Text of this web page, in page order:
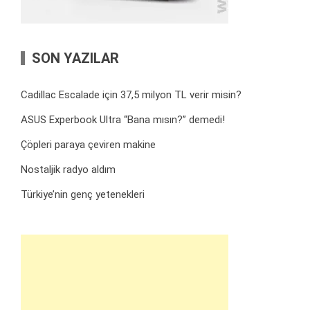
SON YAZILAR
Cadillac Escalade için 37,5 milyon TL verir misin?
ASUS Experbook Ultra “Bana mısın?” demedi!
Çöpleri paraya çeviren makine
Nostaljik radyo aldım
Türkiye’nin genç yetenekleri